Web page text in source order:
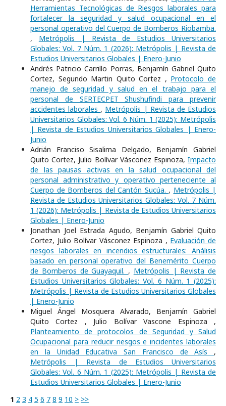
Herramientas Tecnológicas de Riesgos laborales para
fortalecer la seguridad y salud ocupacional en el
personal operativo del Cuerpo de Bomberos Riobamba.
, Metrópolis | Revista de Estudios Universitarios
Globales: Vol. 7 Núm. 1 (2026): Metrópolis | Revista de
Estudios Universitarios Globales | Enero-Junio
Andrés Patricio Carrillo Porras, Benjamín Gabriel Quito
Cortez, Segundo Martin Quito Cortez , Protocolo de
manejo de seguridad y salud en el trabajo para el
personal de SERTECPET Shushufindi para prevenir
accidentes laborales , Metrópolis | Revista de Estudios
Universitarios Globales: Vol. 6 Núm. 1 (2025): Metrópolis
| Revista de Estudios Universitarios Globales | Enero-
Junio
Adrián Franciso Sisalima Delgado, Benjamín Gabriel
Quito Cortez, Julio Bolívar Vásconez Espinoza, Impacto
de las pausas activas en la salud ocupacional del
personal administrativo y operativo perteneciente al
Cuerpo de Bomberos del Cantón Sucúa. , Metrópolis |
Revista de Estudios Universitarios Globales: Vol. 7 Núm.
1 (2026): Metrópolis | Revista de Estudios Universitarios
Globales | Enero-Junio
Jonathan Joel Estrada Agudo, Benjamín Gabriel Quito
Cortez, Julio Bolívar Vásconez Espinoza , Evaluación de
riesgos laborales en incendios estructurales: Análisis
basado en personal operativo del Benemérito Cuerpo
de Bomberos de Guayaquil. , Metrópolis | Revista de
Estudios Universitarios Globales: Vol. 6 Núm. 1 (2025):
Metrópolis | Revista de Estudios Universitarios Globales
| Enero-Junio
Miguel Ángel Mosquera Alvarado, Benjamín Gabriel
Quito Cortez , Julio Bolívar Vascone Espinoza ,
Planteamiento de protocolos de Seguridad y Salud
Ocupacional para reducir riesgos e incidentes laborales
en la Unidad Educativa San Francisco de Asís ,
Metrópolis | Revista de Estudios Universitarios
Globales: Vol. 6 Núm. 1 (2025): Metrópolis | Revista de
Estudios Universitarios Globales | Enero-Junio
1 2 3 4 5 6 7 8 9 10 > >>